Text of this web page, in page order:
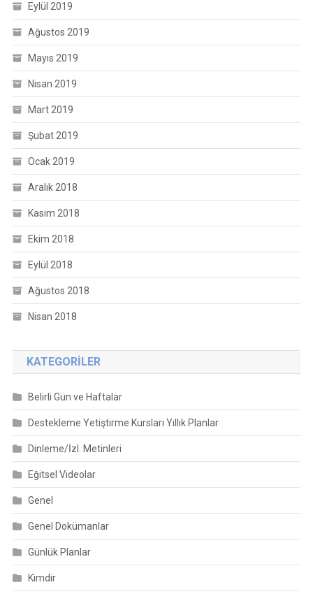
Eylül 2019
Ağustos 2019
Mayıs 2019
Nisan 2019
Mart 2019
Şubat 2019
Ocak 2019
Aralık 2018
Kasım 2018
Ekim 2018
Eylül 2018
Ağustos 2018
Nisan 2018
KATEGORILER
Belirli Gün ve Haftalar
Destekleme Yetiştirme Kursları Yıllık Planlar
Dinleme/İzl. Metinleri
Eğitsel Videolar
Genel
Genel Dokümanlar
Günlük Planlar
Kimdir